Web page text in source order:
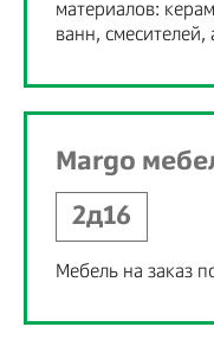
материалов:
ванн, смесителей,
Margo
2д16
Мебель на заказ